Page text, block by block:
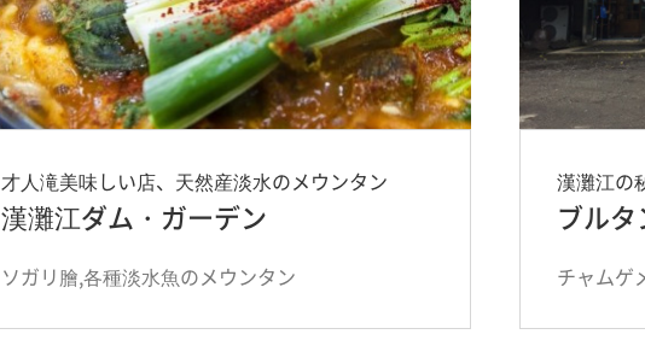
才人滝美味しい店、天然産淡水のメウンタン
漢灘江ダム・ガーデン
ソガリ膾,各種淡水魚のメウンタン
漢灘江の
ブル
チャムゲ